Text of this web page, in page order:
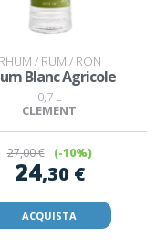
RHUM / RUM / RON
Blanc Agricole
0,7 L
CLEMENT
27,00 € (-10%)
24,30 €
ACQUISTA